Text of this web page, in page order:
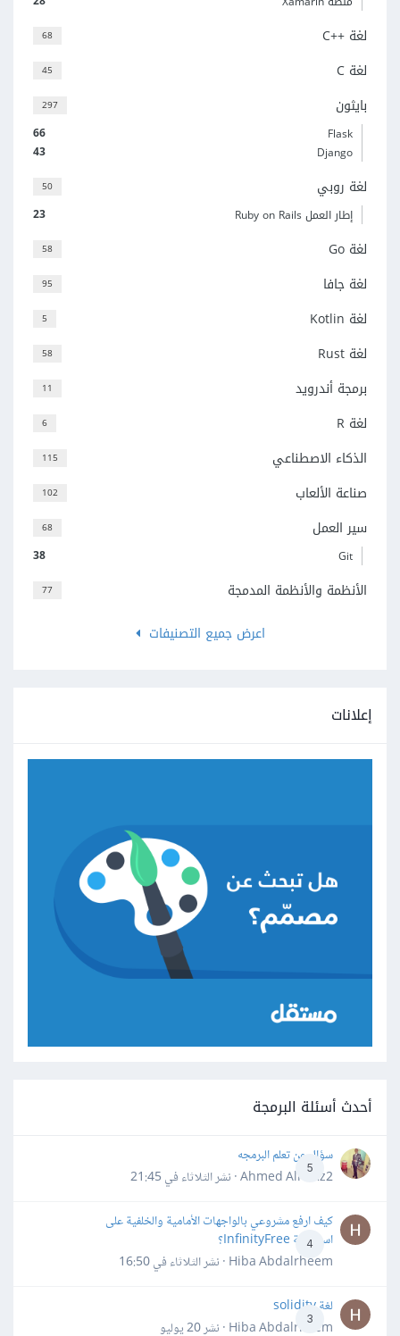
68 لغة C++‎
45 لغة C
297 بايثون
66
Flask
43
Django
50 لغة روبي
23 إطار العمل Ruby on Rails
58 لغة Go
95 لغة جافا
5 لغة Kotlin
58 لغة Rust
11 برمجة أندرويد
6 لغة R
115 الذكاء الاصطناعي
102 صناعة الألعاب
68 سير العمل
38 Git
77
الأنظمة والأنظمة المدمجة
اعرض جميع التصنيفات
إعلانات
أحدث أسئلة البرمجة
5
سؤال عن تعلم البرمجه
Ahmed Alhafiz2 · نشر
الثلاثاء في 21:45
4
كيف ارفع مشروعي بالواجهات الأمامية والخلفية على
استضافة InfinityFree؟
Hiba Abdalrheem · نشر
الثلاثاء في 16:50
3
لغة solidity
Hiba Abdalrheem · نشر
20 يوليو